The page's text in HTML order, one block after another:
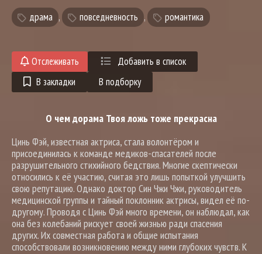
драма , повседневность , романтика
Отслеживать
Добавить в список
В закладки
В подборку
О чем дорама Твоя ложь тоже прекрасна
Цинь Фэй, известная актриса, стала волонтёром и
присоединилась к команде медиков-спасателей после
разрушительного стихийного бедствия. Многие скептически
относились к её участию, считая это лишь попыткой улучшить
свою репутацию. Однако доктор Син Чжи Чжи, руководитель
медицинской группы и тайный поклонник актрисы, видел её по-
другому. Проводя с Цинь Фэй много времени, он наблюдал, как
она без колебаний рискует своей жизнью ради спасения
других. Их совместная работа и общие испытания
способствовали возникновению между ними глубоких чувств. К